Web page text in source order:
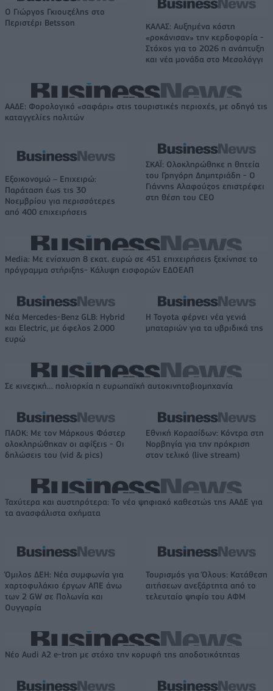
O Γιώργος Γκιουζέλης στο
Περιστέρι Betsson
ΚΑΛΑΣ: Αυξημένα κόστη
«ροκάνισαν» την κερδοφορία -
Στόχος για το 2026 η ανάπτυξη
και νέα μονάδα στο Μεσολόγγι
ΑΑΔΕ: Φορολογικό «σαφάρι» στις τουριστικές περιοχές, με οδηγό τις
καταγγελίες πολιτών
Εξοικονομώ – Επιχειρώ:
Παράταση έως τις 30
Νοεμβρίου για περισσότερες
από 400 επιχειρήσεις
ΣΚΑΪ: Ολοκληρώθηκε η θητεία
του Γρηγόρη Δημητριάδη - Ο
Γιάννης Αλαφούζος επιστρέφει
στη θέση του CEO
Media: Με ενίσχυση 8 εκατ. ευρώ σε 451 επιχειρήσεις ξεκίνησε το
πρόγραμμα στήριξης- Κάλυψη εισφορών ΕΔΟΕΑΠ
Νέα Mercedes-Benz GLB: Hybrid
και Electric, με όφελος 2.000
ευρώ
Η Toyota φέρνει νέα γενιά
μπαταριών για τα υβριδικά της
Σε κινεζική… πολιορκία η ευρωπαϊκή αυτοκινητοβιομηχανία
ΠΑΟΚ: Με τον Μάρκους Φόστερ
ολοκληρώθηκαν οι αφίξεις - Οι
δηλώσεις του (vid & pics)
Εθνική Κορασίδων: Κόντρα στη
Νορβηγία για την πρόκριση
στον τελικό (live stream)
Ταχύτερα και αυστηρότερα: Το νέο ψηφιακό καθεστώς της ΑΑΔΕ για
τα ανασφάλιστα οχήματα
Όμιλος ΔΕΗ: Νέα συμφωνία για
χαρτοφυλάκιο έργων ΑΠΕ άνω
των 2 GW σε Πολωνία και
Ουγγαρία
Τουρισμός για Όλους: Kατάθεση
αιτήσεων ανεξάρτητα από το
τελευταίο ψηφίο του ΑΦΜ
Νέο Audi A2 e-tron με στόχο την κορυφή της αποδοτικότητας